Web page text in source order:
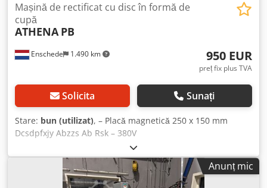
Enschede 1.490 km
Mașină de rectificat cu disc în formă de
cupă
ATHENA PB
950 EUR
preț fix plus TVA
Solicita Sunați
Stare: bun (utilizat), – Placă magnetică 250 x 150 mm
Dcsdpfxjy Abzzs Ab Rsk – 380V
Anunț mic